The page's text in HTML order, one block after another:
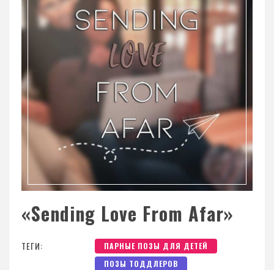
«Sending Love From Afar»
ТЕГИ:
ПАРНЫЕ ПОЗЫ ДЛЯ ДЕТЕЙ
ПОЗЫ ТОДДЛЕРОВ